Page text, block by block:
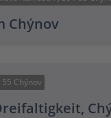
Chýnov
Chýnov